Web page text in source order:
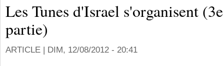
Les Tunes d'Israel s'organisent (3e
partie)
ARTICLE | DIM, 12/08/2012 - 20:41